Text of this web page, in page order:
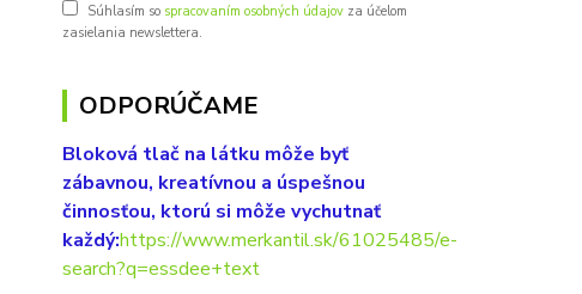
Súhlasím so spracovaním osobných údajov za účelom
zasielania newslettera.
ODPORÚČAME
Bloková tlač na látku môže byť
zábavnou, kreatívnou a úspešnou
činnosťou, ktorú si môže vychutnať
každý:https://www.merkantil.sk/61025485/e-
search?q=essdee+text